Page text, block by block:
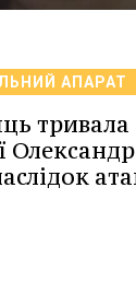
АПАРАТ
тривала